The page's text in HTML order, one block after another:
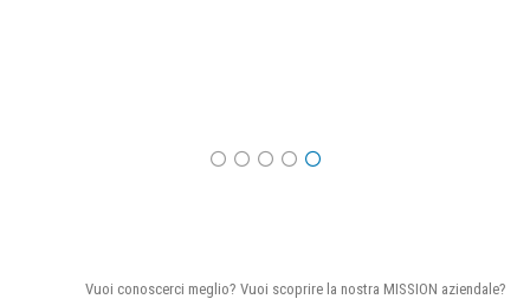
Vuoi conoscerci meglio? Vuoi scoprire la nostra MISSION aziendale?